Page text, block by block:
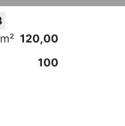
120,00
100